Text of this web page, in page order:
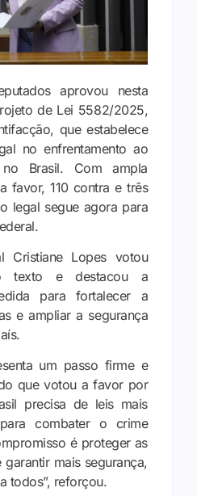
aprovou nesta
de Lei 5582/2025,
que estabelece
no enfrentamento ao
Brasil. Com ampla
favor, 110 contra e três
legal segue agora para
Cristiane Lopes votou
texto e destacou a
para fortalecer a
e ampliar a segurança
um passo firme e
que votou a favor por
precisa de leis mais
combater o crime
é proteger as
mais segurança,
todos”, reforçou.